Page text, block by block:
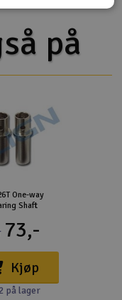
på
One-way
Shaft
73,-
Kjøp
2 på lager